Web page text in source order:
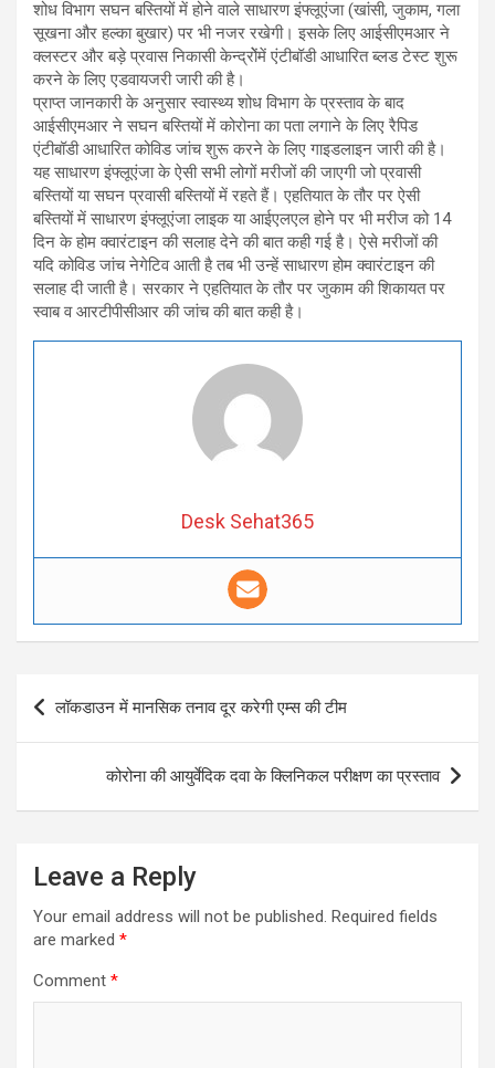
शोध विभाग सघन बस्तियों में होने वाले साधारण इंफ्लूएंजा (खांसी, जुकाम, गला
सूखना और हल्का बुखार) पर भी नजर रखेगी। इसके लिए आईसीएमआर ने
क्लस्टर और बड़े प्रवास निकासी केन्द्रोेंमें एंटीबॉडी आधारित ब्लड टेस्ट शुरू
करने के लिए एडवायजरी जारी की है।
प्राप्त जानकारी के अनुसार स्वास्थ्य शोध विभाग के प्रस्ताव के बाद
आईसीएमआर ने सघन बस्तियों में कोरोना का पता लगाने के लिए रैपिड
एंटीबॉडी आधारित कोविड जांच शुरू करने के लिए गाइडलाइन जारी की है।
यह साधारण इंफ्लूएंजा के ऐसी सभी लोगों मरीजों की जाएगी जो प्रवासी
बस्तियों या सघन प्रवासी बस्तियों में रहते हैं। एहतियात के तौर पर ऐसी
बस्तियों में साधारण इंफ्लूएंजा लाइक या आईएलएल होने पर भी मरीज को 14
दिन के होम क्वारंटाइन की सलाह देने की बात कही गई है। ऐसे मरीजों की
यदि कोविड जांच नेगेटिव आती है तब भी उन्हें साधारण होम क्वारंटाइन की
सलाह दी जाती है। सरकार ने एहतियात के तौर पर जुकाम की शिकायत पर
स्वाब व आरटीपीसीआर की जांच की बात कही है।
Desk Sehat365
Post
navigation
लॉकडाउन में मानसिक तनाव दूर करेगी एम्स की टीम
कोरोना की आयुर्वेदिक दवा के क्लिनिकल परीक्षण का प्रस्ताव
Leave a Reply
Your email address will not be published. Required fields
are marked *
Comment *